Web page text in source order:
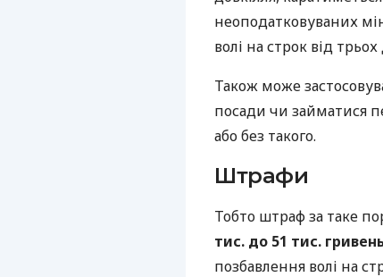
неоподатковуваних
волі на строк від трьох
Також може
посади чи займатися
або без такого.
Штрафи
Тобто штраф за таке
тис. до 51 тис.
позбавлення волі на